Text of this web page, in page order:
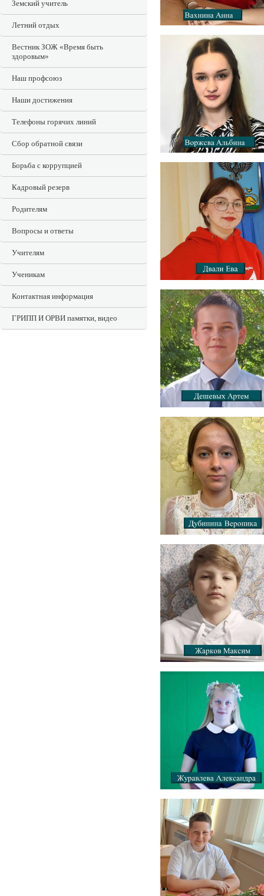
Земский учитель
Летний отдых
Вестник ЗОЖ «Время быть
здоровым»
Наш профсоюз
Наши достижения
Телефоны горячих линий
Сбор обратной связи
Борьба с коррупцией
Кадровый резерв
Родителям
Вопросы и ответы
Учителям
Ученикам
Контактная информация
ГРИПП И ОРВИ памятки, видео